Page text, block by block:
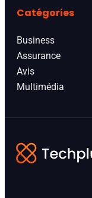
Catégories
Business
Assurance
Avis
Multimédia